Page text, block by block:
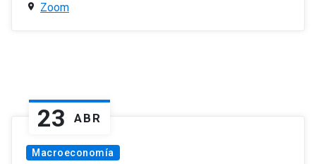
Zoom
23 ABR
Macroeconomía